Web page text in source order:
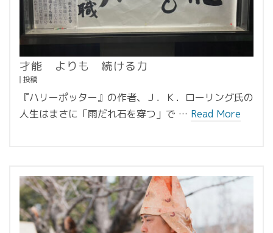
才能 よりも 続ける力
投稿
『ハリーポッター』の作者、Ｊ．Ｋ．ローリング氏の
人生はまさに「雨だれ石を穿つ」で … Read More